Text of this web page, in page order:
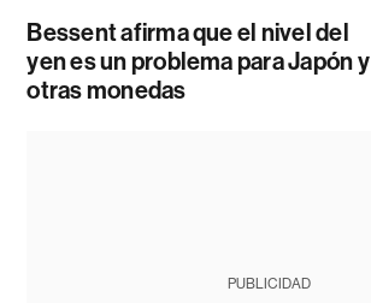
Bessent afirma que el nivel del
yen es un problema para Japón y
otras monedas
PUBLICIDAD